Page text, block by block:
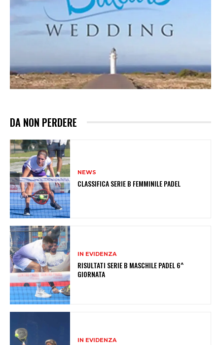
DA NON PERDERE
NEWS
CLASSIFICA SERIE B FEMMINILE PADEL
IN EVIDENZA
RISULTATI SERIE B MASCHILE PADEL 6^
GIORNATA
IN EVIDENZA